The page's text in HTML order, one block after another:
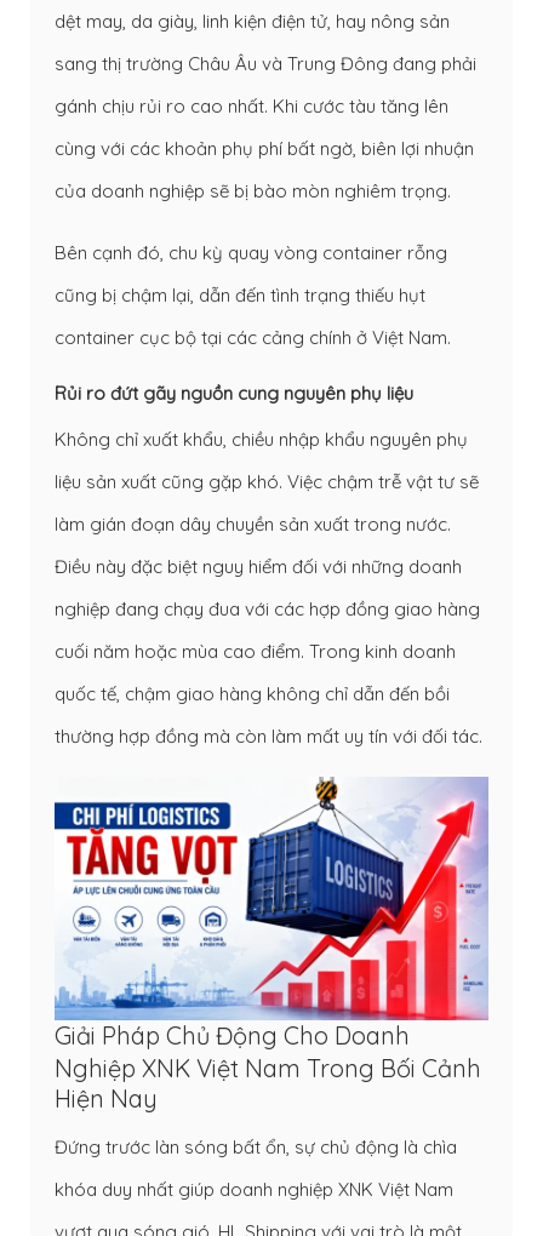
dệt may, da giày, linh kiện điện tử, hay nông sản
sang thị trường Châu Âu và Trung Đông đang phải
gánh chịu rủi ro cao nhất. Khi cước tàu tăng lên
cùng với các khoản phụ phí bất ngờ, biên lợi nhuận
của doanh nghiệp sẽ bị bào mòn nghiêm trọng.
Bên cạnh đó, chu kỳ quay vòng container rỗng
cũng bị chậm lại, dẫn đến tình trạng thiếu hụt
container cục bộ tại các cảng chính ở Việt Nam.
Rủi ro đứt gãy nguồn cung nguyên phụ liệu
Không chỉ xuất khẩu, chiều nhập khẩu nguyên phụ
liệu sản xuất cũng gặp khó. Việc chậm trễ vật tư sẽ
làm gián đoạn dây chuyền sản xuất trong nước.
Điều này đặc biệt nguy hiểm đối với những doanh
nghiệp đang chạy đua với các hợp đồng giao hàng
cuối năm hoặc mùa cao điểm. Trong kinh doanh
quốc tế, chậm giao hàng không chỉ dẫn đến bồi
thường hợp đồng mà còn làm mất uy tín với đối tác.
Giải Pháp Chủ Động Cho Doanh
Nghiệp XNK Việt Nam Trong Bối Cảnh
Hiện Nay
Đứng trước làn sóng bất ổn, sự chủ động là chìa
khóa duy nhất giúp doanh nghiệp XNK Việt Nam